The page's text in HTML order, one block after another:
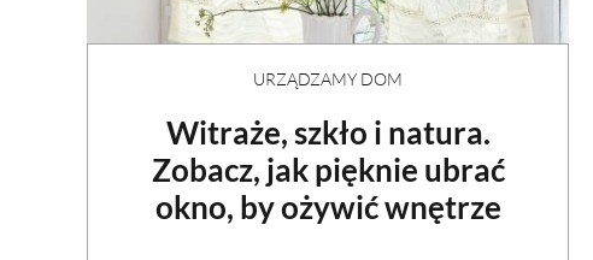
URZĄDZAMY DOM
Witraże, szkło i natura.
Zobacz, jak pięknie ubrać
okno, by ożywić wnętrze